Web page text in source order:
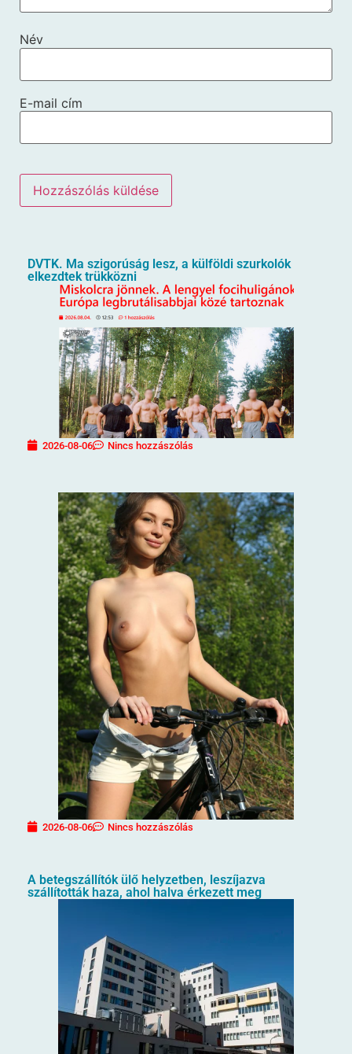
Név
E-mail cím
DVTK. Ma szigorúság lesz, a külföldi szurkolók
elkezdtek trükközni
2026-08-06 Nincs hozzászólás
2026-08-06 Nincs hozzászólás
A betegszállítók ülő helyzetben, leszíjazva
szállították haza, ahol halva érkezett meg